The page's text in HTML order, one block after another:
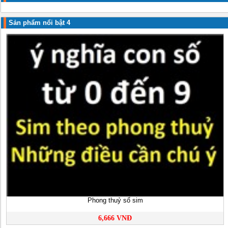
Sản phẩm nổi bật 4
Phong thuỷ số sim
6,666 VNĐ